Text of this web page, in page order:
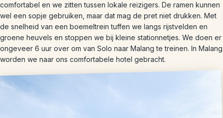
comfortabel en we zitten tussen lokale reizigers. De ramen kunnen
wel een sopje gebruiken, maar dat mag de pret niet drukken. Met
de snelheid van een boemeltrein tuffen we langs rijstvelden en
groene heuvels en stoppen we bij kleine stationnetjes. We doen er
ongeveer 6 uur over om van Solo naar Malang te treinen. In Malang
worden we naar ons comfortabele hotel gebracht.